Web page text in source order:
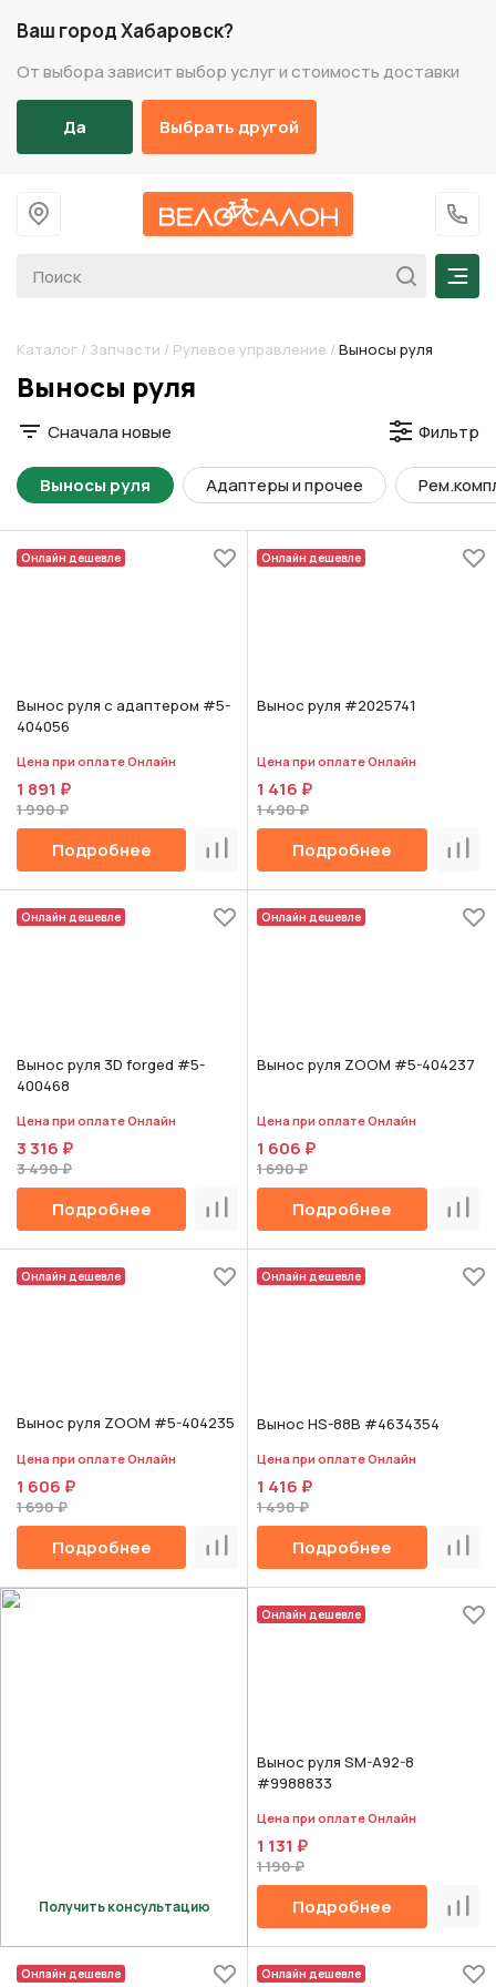
Ваш город Хабаровск?
От выбора зависит выбор услуг и стоимость доставки
Да Выбрать другой
На главную
+7
Каталог / Запчасти / Рулевое управление / Выносы руля
Разделы каталога
Выносы руля
Сначала новые Фильтр
Адаптеры и прочее
Выносы руля
Онлайн дешевле
Вынос руля с адаптером #5-
404056
Цена при оплате Онлайн
1 891 ₽
1 990 ₽
Подробнее Сравнить
Онлайн дешевле
Вынос руля #2025741
Цена при оплате Онлайн
1 416 ₽
1 490 ₽
Подробнее
Онлайн дешевле
Вынос руля 3D forged #5-
400468
Цена при оплате Онлайн
3 316 ₽
3 490 ₽
Подробнее Сравнить
Онлайн дешевле
Вынос руля ZOOM #5-404237
Цена при оплате Онлайн
1 606 ₽
1 690 ₽
Подробнее
Онлайн дешевле
Вынос руля ZOOM #5-404235
Цена при оплате Онлайн
1 606 ₽
1 690 ₽
Подробнее Сравнить
Онлайн дешевле
Вынос HS-88B #4634354
Цена при оплате Онлайн
1 416 ₽
1 490 ₽
Подробнее
Получить консультацию
Онлайн дешевле
Вынос руля SM-A92-8
#9988833
Цена при оплате Онлайн
1 131 ₽
1 190 ₽
Подробнее
Онлайн дешевле Онлайн дешевле